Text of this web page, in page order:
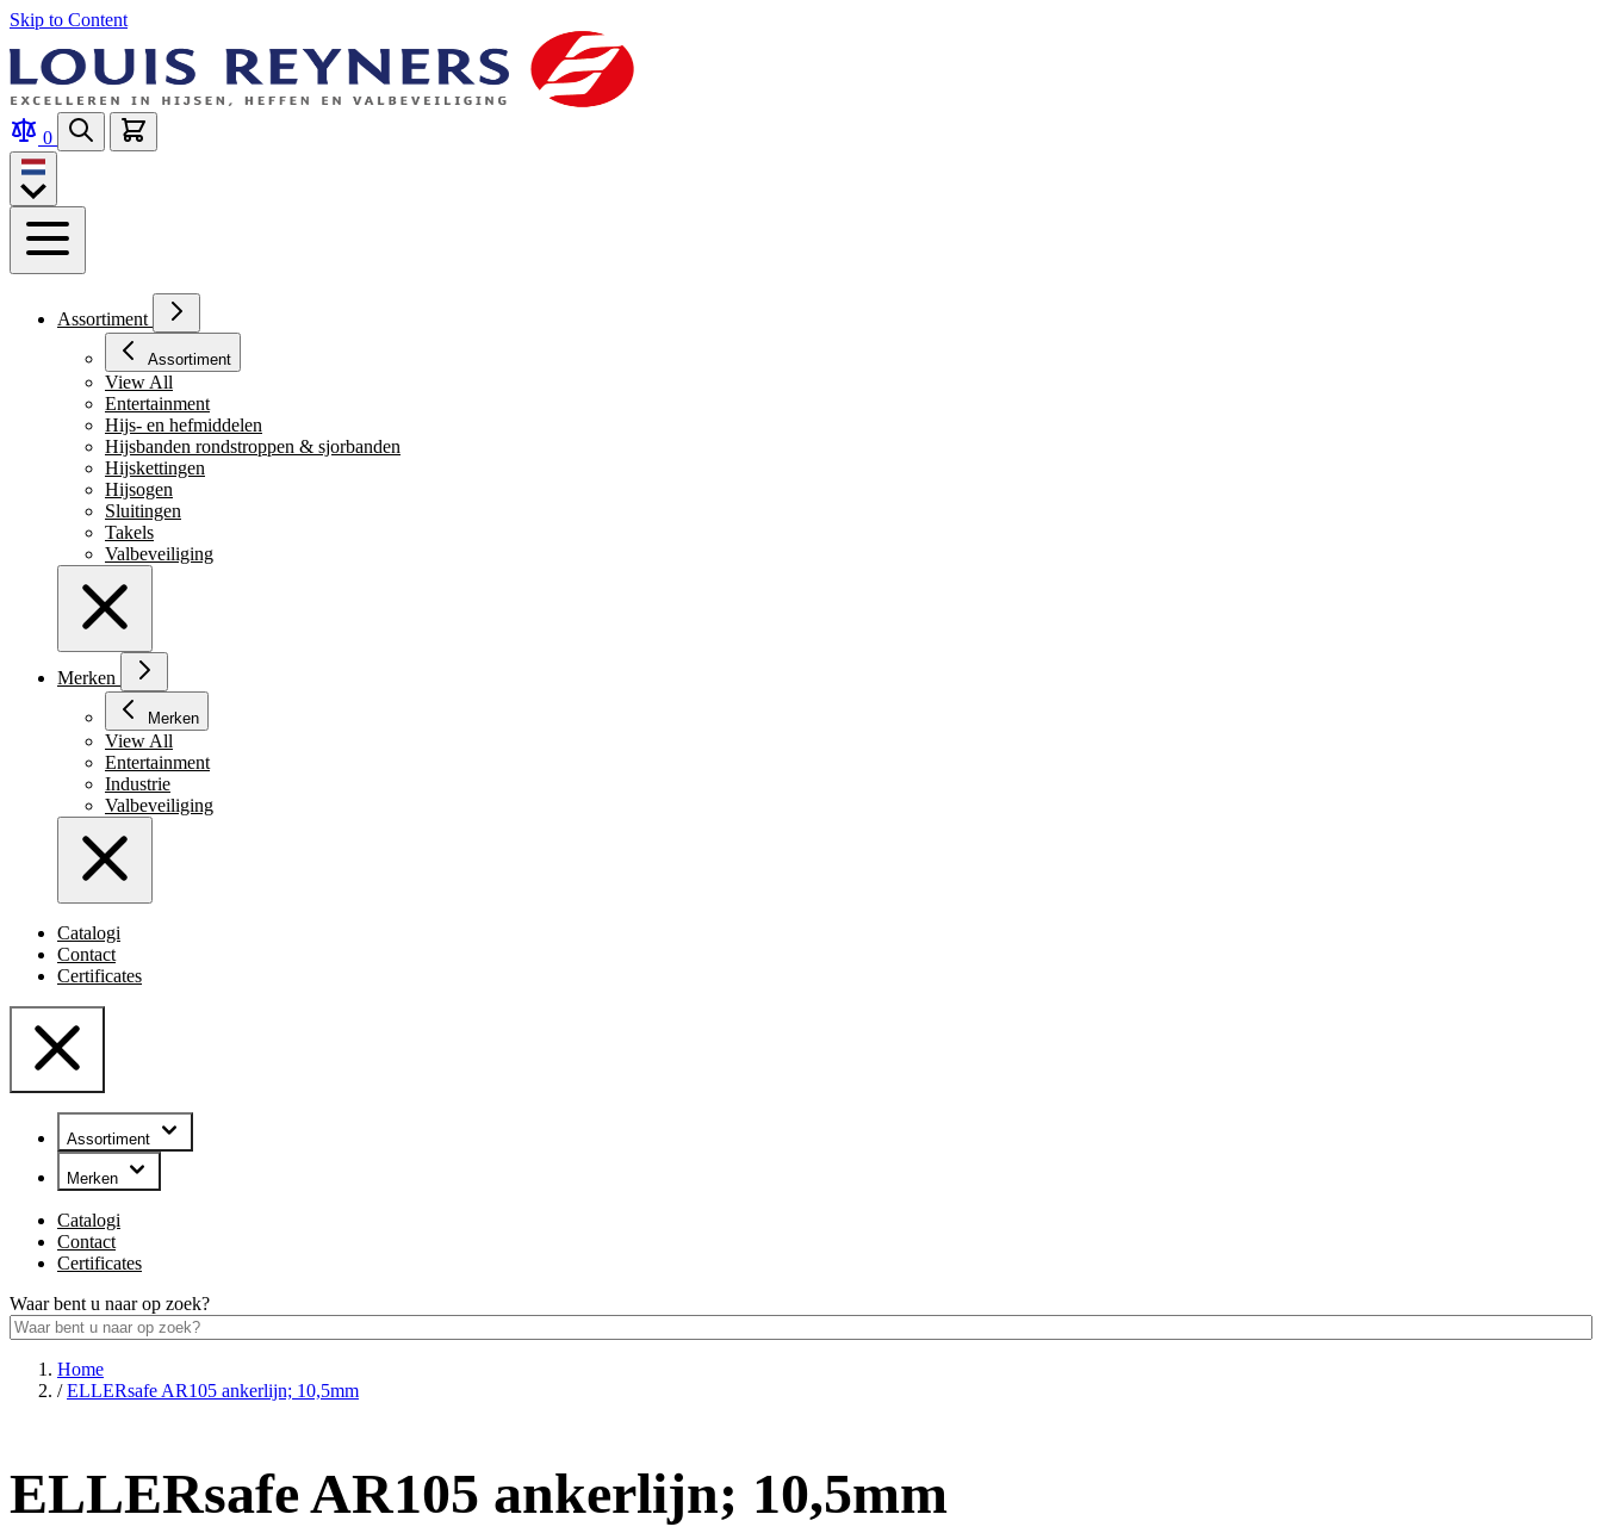
Skip to Content
0
Assortiment
Assortiment
View All
Entertainment
Hijs- en hefmiddelen
Hijsbanden rondstroppen & sjorbanden
Hijskettingen
Hijsogen
Sluitingen
Takels
Valbeveiliging
Merken
Merken
View All
Entertainment
Industrie
Valbeveiliging
Catalogi
Contact
Certificates
Assortiment
Merken
Catalogi
Contact
Certificates
Waar bent u naar op zoek?
Home
/ ELLERsafe AR105 ankerlijn; 10,5mm
ELLERsafe AR105 ankerlijn; 10,5mm